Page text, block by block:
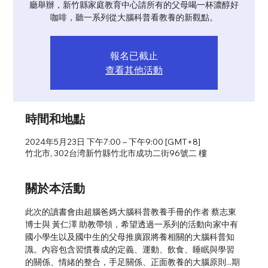
廳舉辦，新竹縣家庭教育中心請所有的父母喝一杯濃醇好
咖啡，聽一系列從大腦科普看教養的新觀點。
報名已截止
查看其他活動
時間和地點
2024年5月23日 下午7:00 – 下午9:00 [GMT+8]
竹北市, 302台湾新竹縣竹北市成功二街96號二 樓
關於本活動
此次的讀書會由超腦爸媽大腦科普教養手冊的作者 蔡志東
博士與 黃仁澤 助教帶領，希望透過一系列的活動向家中有
國小學生以及國中生的父母推廣跟將養相關的大腦科普知
識。內容包含習慣養成的定義、運動、飲食、睡眠與學習
的關係、情緒的整合，手足關係、正面教養的大腦原則...期